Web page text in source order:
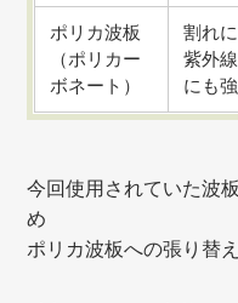
ポリカ波板
（ポリカー
ボネート）
割れに
紫外
にも
今回使用されていた波
め
ポリカ波板への張り替